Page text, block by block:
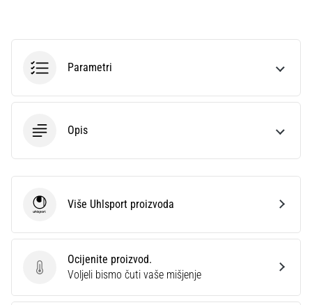
Parametri
Opis
Ocijenite proizvod.
Ocijenite proizvod.
Voljeli bismo čuti vaše mišjenje
UhlsportViše Uhlsport proizvoda